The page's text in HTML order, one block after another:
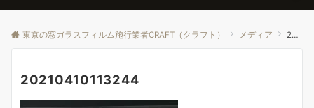
東京の窓ガラスフィルム施行業者CRAFT（クラフト） メディア 20210410113244
20210410113244